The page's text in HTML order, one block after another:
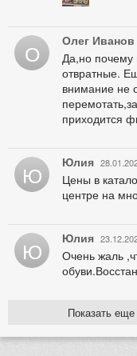
О Олег Иванов
Да,но почему
отвратные.
внимание не
приходится
Ю Юлия
Цены в
центре на
Ю Юлия
Очень жаль
Показать